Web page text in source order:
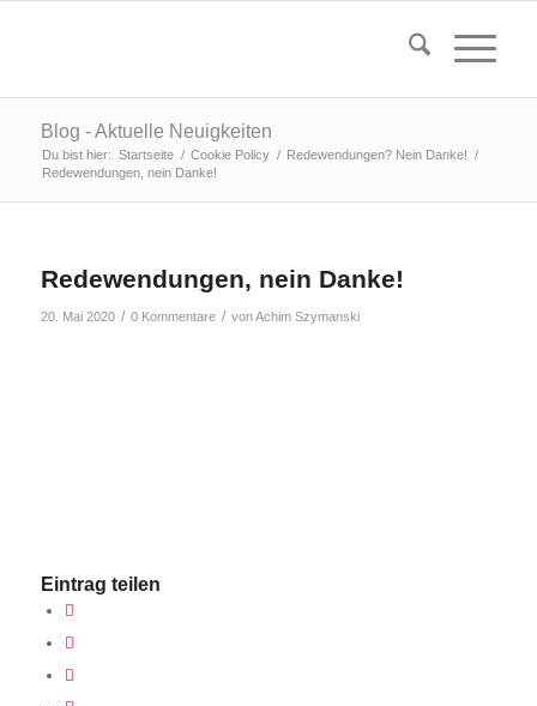
Blog - Aktuelle Neuigkeiten
Du bist hier: Startseite / Cookie Policy / Redewendungen? Nein Danke! /
Redewendungen, nein Danke!
Redewendungen, nein Danke!
20. Mai 2020 / 0 Kommentare / vonAchim Szymanski
Eintrag teilen